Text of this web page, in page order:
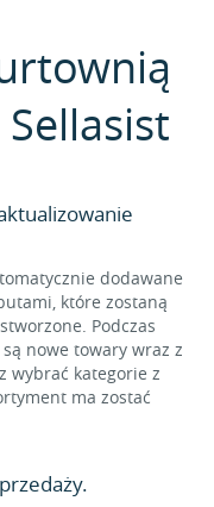
dodawane
które zostaną
Podczas
nowe towary wraz z
wybrać kategorie z
ma zostać